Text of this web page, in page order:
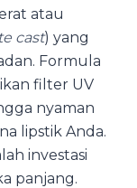
atau
cast) yang
Formula
filter UV
nyaman
lipstik Anda.
investasi
panjang.